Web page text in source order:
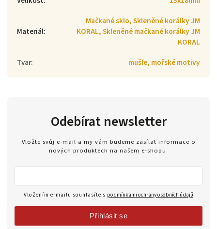
Materiál:
Mačkané sklo, Skleněné korálky JM
KORAL, Skleněné mačkané korálky JM
KORAL
Tvar: mušle, mořské motivy
Odebírat newsletter
Vložte svůj e-mail a my vám budeme zasílat informace o
nových produktech na našem e-shopu.
Vložením e-mailu souhlasíte s podmínkami ochrany osobních údajů
Přihlásit se